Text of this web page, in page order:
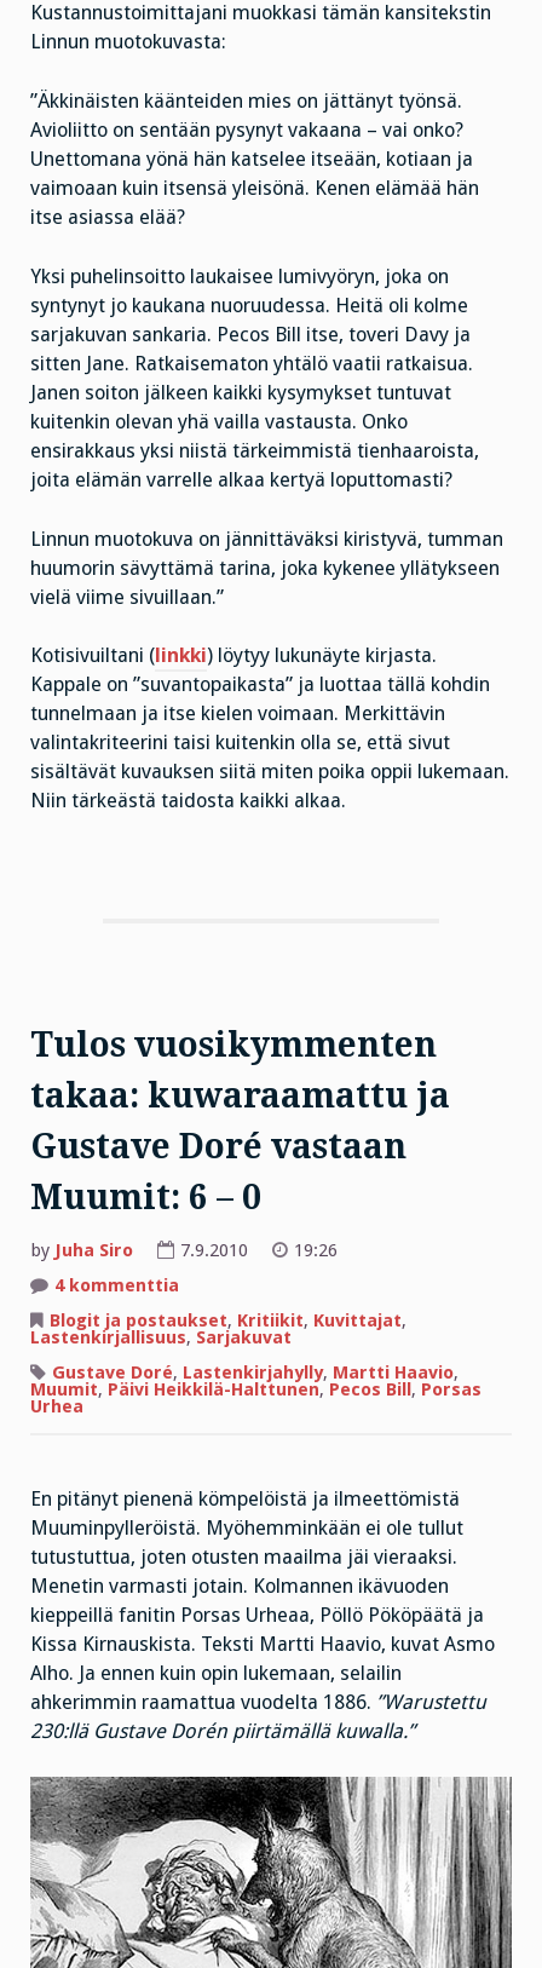
Kustannustoimittajani muokkasi tämän kansitekstin
Linnun muotokuvasta:
”Äkkinäisten käänteiden mies on jättänyt työnsä.
Avioliitto on sentään pysynyt vakaana – vai onko?
Unettomana yönä hän katselee itseään, kotiaan ja
vaimoaan kuin itsensä yleisönä. Kenen elämää hän
itse asiassa elää?
Yksi puhelinsoitto laukaisee lumivyöryn, joka on
syntynyt jo kaukana nuoruudessa. Heitä oli kolme
sarjakuvan sankaria. Pecos Bill itse, toveri Davy ja
sitten Jane. Ratkaisematon yhtälö vaatii ratkaisua.
Janen soiton jälkeen kaikki kysymykset tuntuvat
kuitenkin olevan yhä vailla vastausta. Onko
ensirakkaus yksi niistä tärkeimmistä tienhaaroista,
joita elämän varrelle alkaa kertyä loputtomasti?
Linnun muotokuva on jännittäväksi kiristyvä, tumman
huumorin sävyttämä tarina, joka kykenee yllätykseen
vielä viime sivuillaan.”
Kotisivuiltani ( linkki) löytyy lukunäyte kirjasta.
Kappale on ”suvantopaikasta” ja luottaa tällä kohdin
tunnelmaan ja itse kielen voimaan. Merkittävin
valintakriteerini taisi kuitenkin olla se, että sivut
sisältävät kuvauksen siitä miten poika oppii lukemaan.
Niin tärkeästä taidosta kaikki alkaa.
Tulos vuosikymmenten
takaa: kuwaraamattu ja
Gustave Doré vastaan
Muumit: 6 – 0
by Juha Siro 7.9.2010
19:26
4 kommenttia
vuosikymmenten
takaa:
kuwaraamattu
ja
Gustave
Doré
0
Blogit ja postaukset, Kritiikit, Kuvittajat,
Lastenkirjallisuus, Sarjakuvat
Gustave Doré, Lastenkirjahylly, Martti Haavio,
Muumit, Päivi Heikkilä-Halttunen, Pecos Bill, Porsas
Urhea
En pitänyt pienenä kömpelöistä ja ilmeettömistä
Muuminpylleröistä. Myöhemminkään ei ole tullut
tutustuttua, joten otusten maailma jäi vieraaksi.
Menetin varmasti jotain. Kolmannen ikävuoden
kieppeillä fanitin Porsas Urheaa, Pöllö Pököpäätä ja
Kissa Kirnauskista. Teksti Martti Haavio, kuvat Asmo
Alho. Ja ennen kuin opin lukemaan, selailin
ahkerimmin raamattua vuodelta 1886. ”Warustettu
230:llä Gustave Dorén piirtämällä kuwalla.”